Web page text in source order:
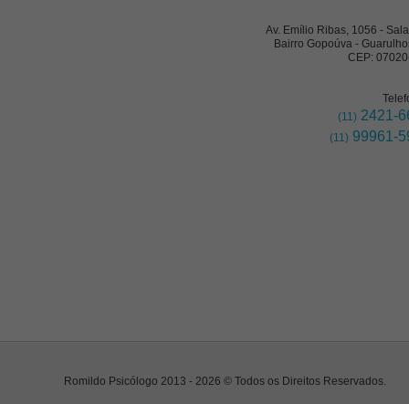
Av. Emílio Ribas, 1056 -
Bairro Gopoúva -
CEP:
(11) 2421-
(11) 99961-
Romildo Psicólogo 2013 - 2026 © Todos os Direitos Reservados.